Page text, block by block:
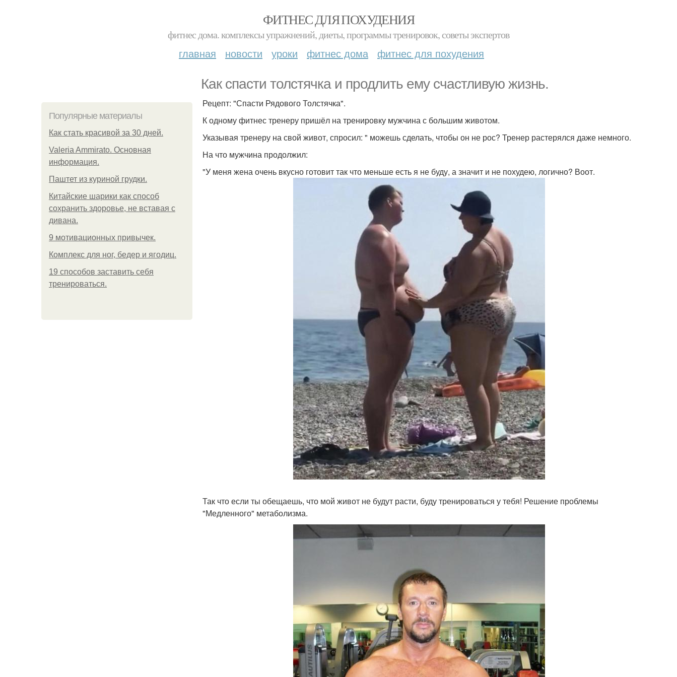
ФИТНЕС ДЛЯ ПОХУДЕНИЯ
фитнес дома. комплексы упражнений, диеты, программы тренировок, советы экспертов
главная новости уроки фитнес дома фитнес для похудения
Как спасти толстячка и продлить ему счастливую жизнь.
Популярные материалы
Как стать красивой за 30 дней.
Valeria Ammirato. Основная
информация.
Паштет из куриной грудки.
Китайские шарики как способ
сохранить здоровье, не вставая с
дивана.
9 мотивационных привычек.
Комплекс для ног, бедер и ягодиц.
19 способов заставить себя
тренироваться.
Рецепт: "Спасти Рядового Толстячка".
К одному фитнес тренеру пришёл на тренировку мужчина с большим животом.
Указывая тренеру на свой живот, спросил: " можешь сделать, чтобы он не рос? Тренер растерялся даже немного.
На что мужчина продолжил:
"У меня жена очень вкусно готовит так что меньше есть я не буду, а значит и не похудею, логично? Воот.
Так что если ты обещаешь, что мой живот не будут расти, буду тренироваться у тебя! Решение проблемы
"Медленного" метаболизма.